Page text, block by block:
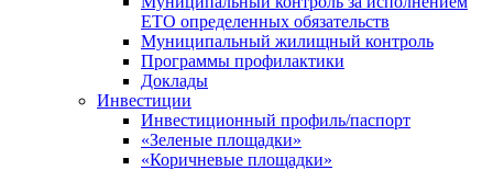
ЕТО определенных обязательств
Муниципальный жилищный контроль
Программы профилактики
Доклады
Инвестиции
Инвестиционный профиль/паспорт
«Зеленые площадки»
«Коричневые площадки»